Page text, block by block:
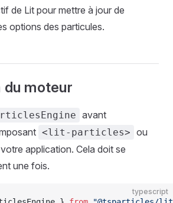
de Lit pour mettre à jour de
options des particules.
du moteur
avant
<lit-particles> ou
application. Cela doit se
une fois.
typescript